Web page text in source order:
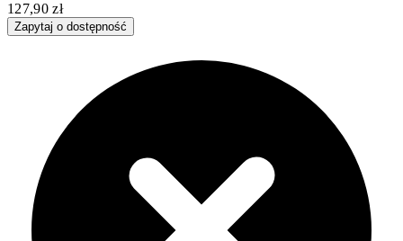
127,90 zł
Zapytaj o dostępność